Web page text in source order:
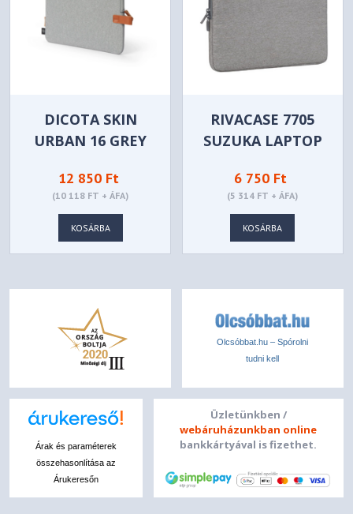
DICOTA SKIN
URBAN 16 GREY
12 850 Ft
(10 118 FT + ÁFA)
KOSÁRBA
RIVACASE 7705
SUZUKA LAPTOP
6 750 Ft
(5 314 FT + ÁFA)
KOSÁRBA
Olcsóbbat.hu – Spórolni
tudni kell
Árak és paraméterek
összehasonlítása az
Árukeresőn
Üzletünkben /
webáruházunkban online
bankkártyával is fizethet.